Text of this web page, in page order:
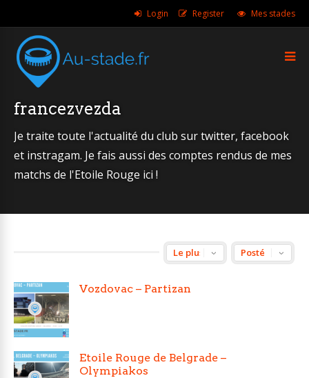
Login Register Mes stades
francezvezda
Je traite toute l'actualité du club sur twitter, facebook
et instragam. Je fais aussi des comptes rendus de mes
matchs de l'Etoile Rouge ici !
Vozdovac – Partizan
Etoile Rouge de Belgrade –
Olympiakos